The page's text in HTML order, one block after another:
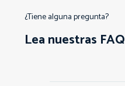
¿Tiene alguna pregunta?
Lea nuestras FAQ